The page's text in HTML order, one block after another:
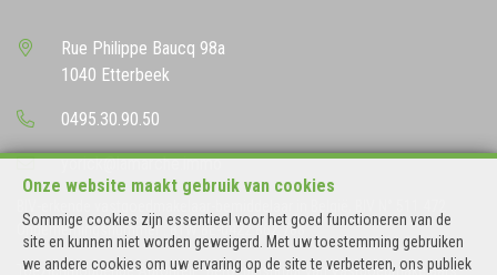
Onze website maakt gebruik van cookies
Sommige cookies zijn essentieel voor het goed functioneren van de
site en kunnen niet worden geweigerd. Met uw toestemming gebruiken
we andere cookies om uw ervaring op de site te verbeteren, ons publiek
Rue Philippe Baucq 98a
1040 Etterbeek
0495.30.90.50
yorick@lamarche.immo
Ondernemingsnummer : BTW BE-0422.862.788
Toezichthoudende Autoriteit : Beroepinstituut van Vastgoedmakelaars